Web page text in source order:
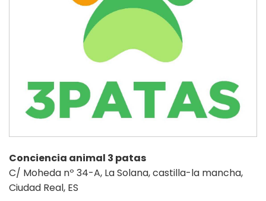
Conciencia animal 3 patas
C/ Moheda nº 34-A, La Solana, castilla-la mancha,
Ciudad Real, ES